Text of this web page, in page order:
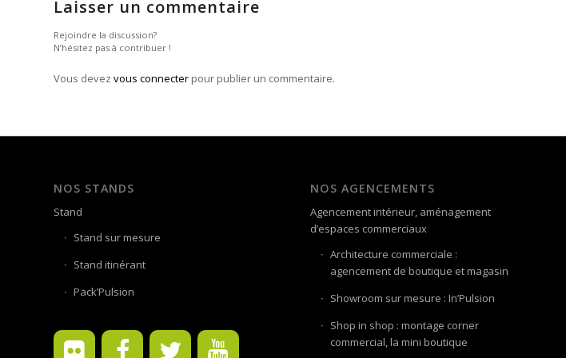
Laisser un commentaire
Rejoindre la discussion?
N’hésitez pas à contribuer !
Vous devez vous connecter pour publier un commentaire.
NOS STANDS
Stand
Stand sur mesure
Stand itinérant
Pack’Pulsion
NOS AGENCEMENTS
Agencement intérieur, aménagement
d’espaces commerciaux
Architecture commerciale :
agencement de boutique et magasin
Showroom sur mesure : In’Pulsion
Shop in shop : montage corner
commercial, la mini boutique